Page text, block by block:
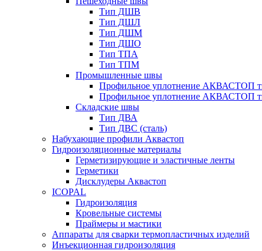
Тип ДШВ
Тип ДШЛ
Тип ДШМ
Тип ДШО
Тип ТПА
Тип ТПМ
Промышленные швы
Профильное уплотнение АКВАСТОП
Профильное уплотнение АКВАСТОП
Складские швы
Тип ДВА
Тип ДВС (сталь)
Набухающие профили Аквастоп
Гидроизоляционные материалы
Герметизирующие и эластичные ленты
Герметики
Дисклудеры Аквастоп
ICOPAL
Гидроизоляция
Кровельные системы
Праймеры и мастики
Аппараты для сварки термопластичных изделий
Инъекционная гидроизоляция